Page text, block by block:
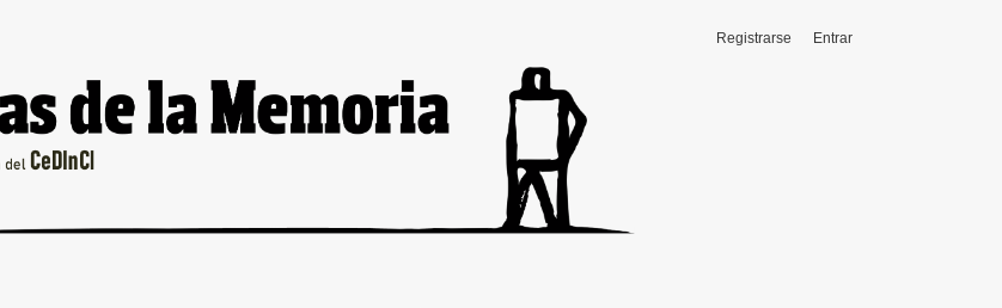
durante las primeras décadas del siglo XX. Algunas claves para la constitución de un objeto de conocimiento
Registrarse Entrar